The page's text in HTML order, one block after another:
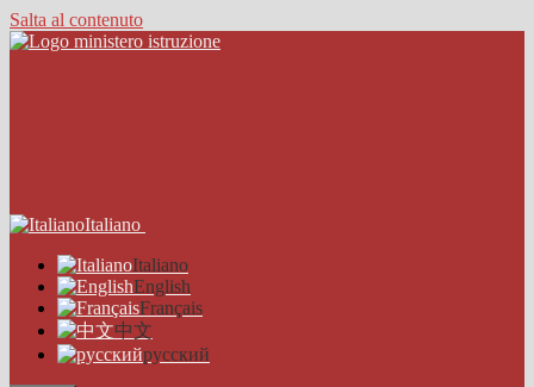
Salta al contenuto
Italiano
Italiano
English
Français
中文
русский